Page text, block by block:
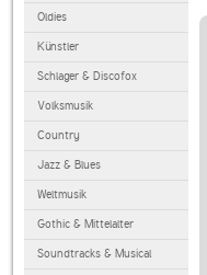
Oldies
Künstler
Schlager & Discofox
Volksmusik
Country
Jazz & Blues
Weltmusik
Gothic & Mittelalter
Soundtracks & Musical